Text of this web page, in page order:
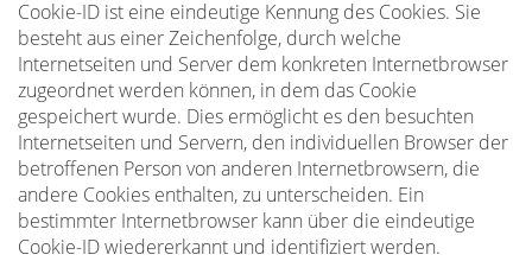
Cookie-ID ist eine eindeutige Kennung des Cookies. Sie
besteht aus einer Zeichenfolge, durch welche
Internetseiten und Server dem konkreten Internetbrowser
zugeordnet werden können, in dem das Cookie
gespeichert wurde. Dies ermöglicht es den besuchten
Internetseiten und Servern, den individuellen Browser der
betroffenen Person von anderen Internetbrowsern, die
andere Cookies enthalten, zu unterscheiden. Ein
bestimmter Internetbrowser kann über die eindeutige
Cookie-ID wiedererkannt und identifiziert werden.